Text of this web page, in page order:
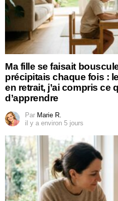
Ma fille se faisait
précipitais chaque fois :
en retrait, j’ai compris ce
d’apprendre
Par Marie R.
il y a environ 5 jours